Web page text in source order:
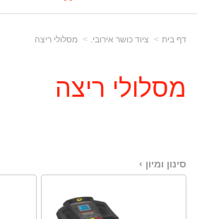
דף בית ציוד כושר אירובי. מסלולי ריצה
מסלולי ריצה
סינון ומיון ›